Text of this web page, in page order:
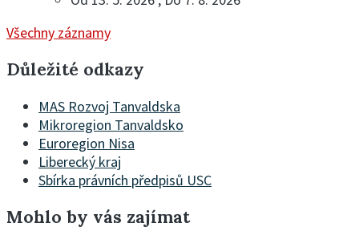
Všechny záznamy
Důležité odkazy
MAS Rozvoj Tanvaldska
Mikroregion Tanvaldsko
Euroregion Nisa
Liberecký kraj
Sbírka právních předpisů USC
Mohlo by vás zajímat